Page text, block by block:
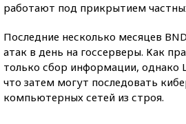
работают под прикрытием
Последние несколько месяцев
атак в день на госсерверы. Как
только сбор информации, однако
что затем могут последовать
компьютерных сетей из строя.